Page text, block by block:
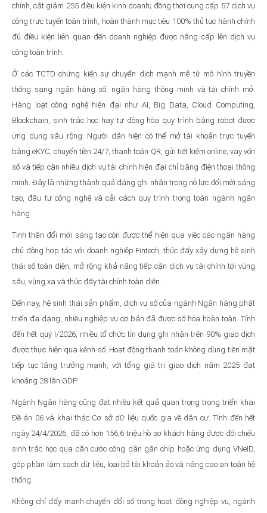
chính, cắt giảm 255 điều kiện kinh doanh; đồng thời cung cấp 57 dịch vụ
công trực tuyến toàn trình, hoàn thành mục tiêu 100% thủ tục hành chính
đủ điều kiện liên quan đến doanh nghiệp được nâng cấp lên dịch vụ
công toàn trình.
Ở các TCTD chứng kiến sự chuyển dịch mạnh mẽ từ mô hình truyền
thống sang ngân hàng số, ngân hàng thông minh và tài chính mở.
Hàng loạt công nghệ hiện đại như AI, Big Data, Cloud Computing,
Blockchain, sinh trắc học hay tự động hóa quy trình bằng robot được
ứng dụng sâu rộng. Người dân hiện có thể mở tài khoản trực tuyến
bằng eKYC, chuyển tiền 24/7, thanh toán QR, gửi tiết kiệm online, vay vốn
số và tiếp cận nhiều dịch vụ tài chính hiện đại chỉ bằng điện thoại thông
minh. Đây là những thành quả đáng ghi nhận trong nỗ lực đổi mới sáng
tạo, đầu tư công nghệ và cải cách quy trình trong toàn ngành ngân
hàng.
Tinh thần đổi mới sáng tạo còn được thể hiện qua việc các ngân hàng
chủ động hợp tác với doanh nghiệp Fintech, thúc đẩy xây dựng hệ sinh
thái số toàn diện, mở rộng khả năng tiếp cận dịch vụ tài chính tới vùng
sâu, vùng xa và thúc đẩy tài chính toàn diện.
Đến nay, hệ sinh thái sản phẩm, dịch vụ số của ngành Ngân hàng phát
triển đa dạng, nhiều nghiệp vụ cơ bản đã được số hóa hoàn toàn. Tính
đến hết quý I/2026, nhiều tổ chức tín dụng ghi nhận trên 90% giao dịch
được thực hiện qua kênh số. Hoạt động thanh toán không dùng tiền mặt
tiếp tục tăng trưởng mạnh, với tổng giá trị giao dịch năm 2025 đạt
khoảng 28 lần GDP.
Ngành Ngân hàng cũng đạt nhiều kết quả quan trọng trong triển khai
Đề án 06 và khai thác Cơ sở dữ liệu quốc gia về dân cư. Tính đến hết
ngày 24/4/2026, đã có hơn 156,6 triệu hồ sơ khách hàng được đối chiếu
sinh trắc học qua căn cước công dân gắn chíp hoặc ứng dụng VNeID,
góp phần làm sạch dữ liệu, loại bỏ tài khoản ảo và nâng cao an toàn hệ
thống.
Không chỉ đẩy mạnh chuyển đổi số trong hoạt động nghiệp vụ, ngành